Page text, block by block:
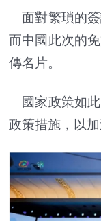
面對繁瑣的簽
而中國此次的
傳名片。
國家政策如此
政策措施，以